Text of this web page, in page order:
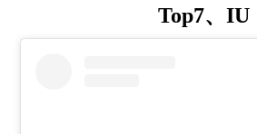
Top7、IU